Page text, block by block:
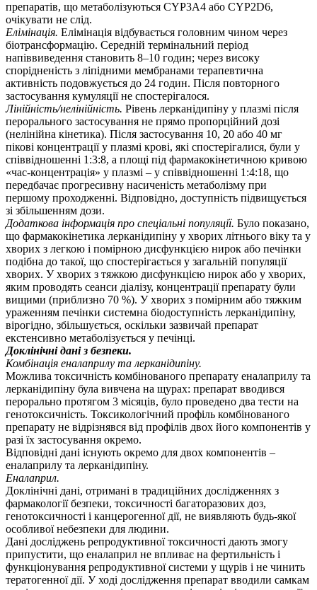
препаратів, що метаболізуються CYP3A4 або CYP2D6,
очікувати не слід.
Елімінація. Елімінація відбувається головним чином через
біотрансформацію. Середній термінальний період
напіввиведення становить 8–10 годин; через високу
спорідненість з ліпідними мембранами терапевтична
активність подовжується до 24 годин. Після повторного
застосування кумуляції не спостерігалося.
Лінійність/нелінійність. Рівень лерканідипіну у плазмі після
перорального застосування не прямо пропорційний дозі
(нелінійна кінетика). Після застосування 10, 20 або 40 мг
пікові концентрації у плазмі крові, які спостерігалися, були у
співвідношенні 1:3:8, а площі під фармакокінетичною кривою
«час-концентрація» у плазмі – у співвідношенні 1:4:18, що
передбачає прогресивну насиченість метаболізму при
першому проходженні. Відповідно, доступність підвищується
зі збільшенням дози.
Додаткова інформація про спеціальні популяції. Було показано,
що фармакокінетика лерканідипіну у хворих літнього віку та у
хворих з легкою і помірною дисфункцією нирок або печінки
подібна до такої, що спостерігається у загальній популяції
хворих. У хворих з тяжкою дисфункцією нирок або у хворих,
яким проводять сеанси діалізу, концентрації препарату були
вищими (приблизно 70 %). У хворих з помірним або тяжким
ураженням печінки системна біодоступність лерканідипіну,
вірогідно, збільшується, оскільки зазвичай препарат
екстенсивно метаболізується у печінці.
Доклінічні дані з безпеки.
Комбінація еналаприлу та лерканідипіну.
Можлива токсичність комбінованого препарату еналаприлу та
лерканідипіну була вивчена на щурах: препарат вводився
перорально протягом 3 місяців, було проведено два тести на
генотоксичність. Токсикологічний профіль комбінованого
препарату не відрізнявся від профілів двох його компонентів у
разі їх застосування окремо.
Відповідні дані існують окремо для двох компонентів –
еналаприлу та лерканідипіну.
Еналаприл.
Доклінічні дані, отримані в традиційних дослідженнях з
фармакології безпеки, токсичності багаторазових доз,
генотоксичності і канцерогенної дії, не виявляють будь-якої
особливої небезпеки для людини.
Дані досліджень репродуктивної токсичності дають змогу
припустити, що еналаприл не впливає на фертильність і
функціонування репродуктивної системи у щурів і не чинить
тератогенної дії. У ході дослідження препарат вводили самкам